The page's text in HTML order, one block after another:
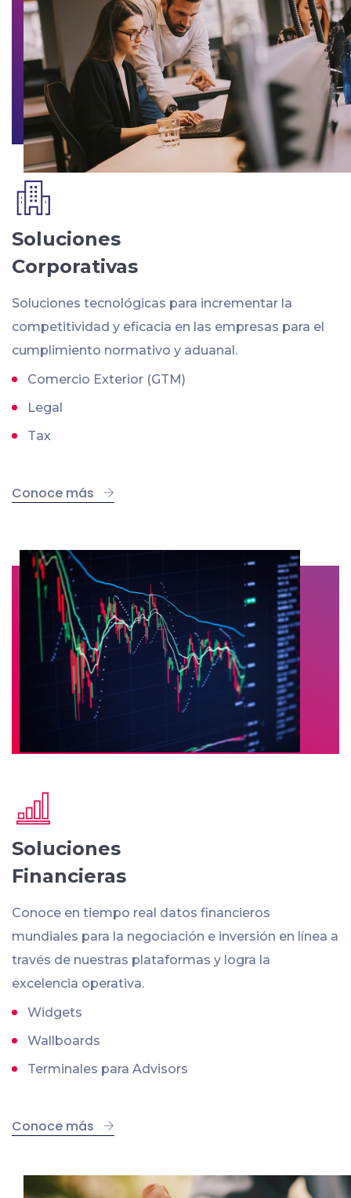
Soluciones
Corporativas
Soluciones tecnológicas para incrementar la
competitividad y eficacia en las empresas para el
cumplimiento normativo y aduanal.
Comercio Exterior (GTM)
Legal
Tax
Conoce más
Soluciones
Financieras
Conoce en tiempo real datos financieros
mundiales para la negociación e inversión en línea a
través de nuestras plataformas y logra la
excelencia operativa.
Widgets
Wallboards
Terminales para Advisors
Conoce más